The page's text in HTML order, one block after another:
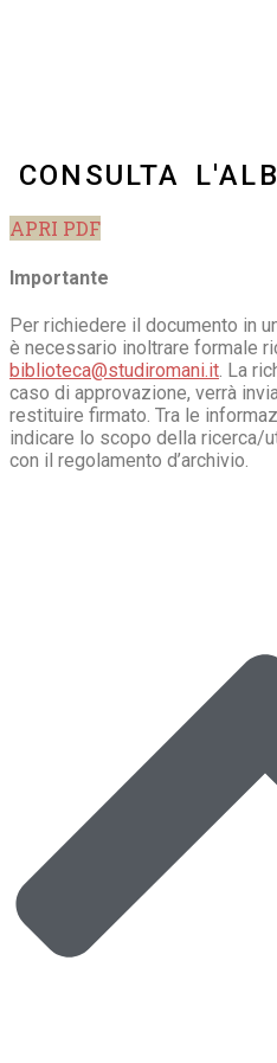
CONSULTA
APRI PDF
Importante
Per richiedere il documento in
è necessario inoltrare formale
biblioteca@studiromani.it. La
caso di approvazione, verrà
restituire firmato. Tra le
indicare lo scopo della ricerca/
con il regolamento d’archivio.